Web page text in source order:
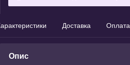
Доставка Оплата
Опис